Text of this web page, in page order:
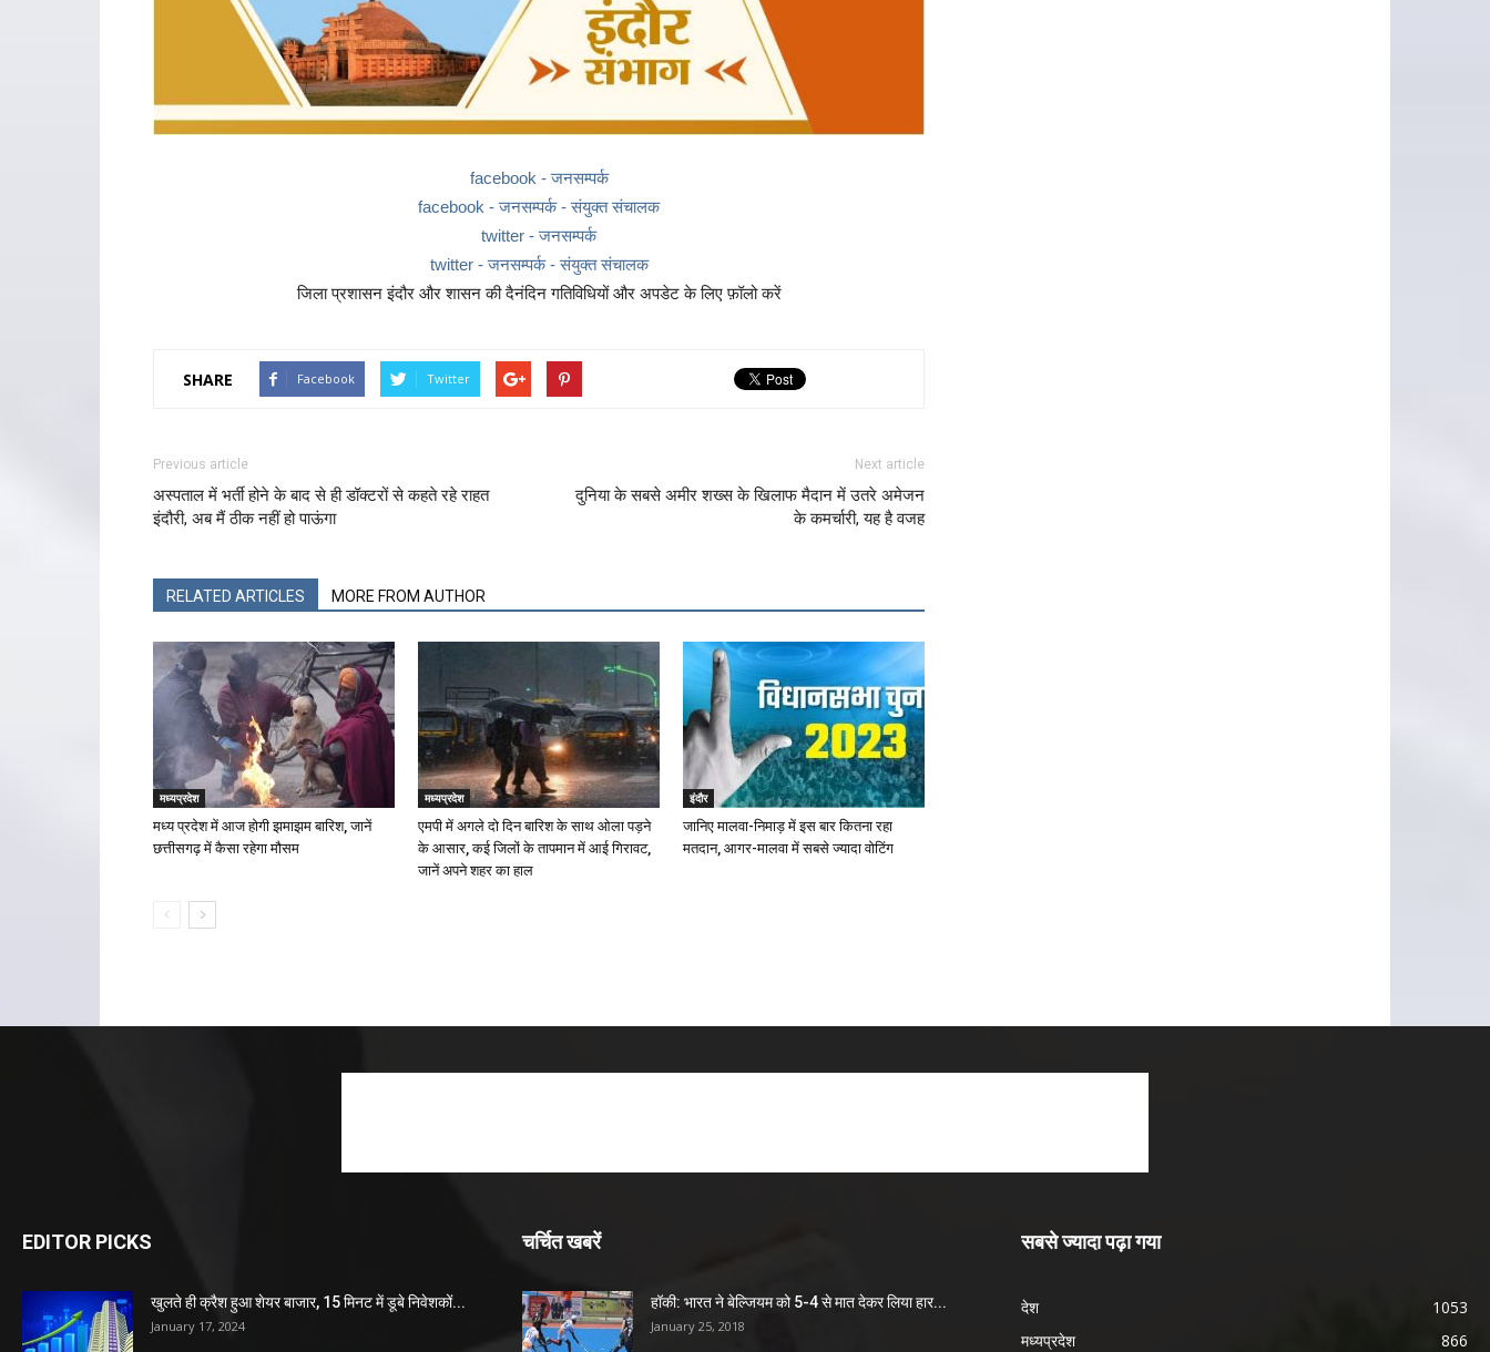
facebook - जनसम्पर्क
facebook - जनसम्पर्क - संयुक्त संचालक
twitter - जनसम्पर्क
twitter - जनसम्पर्क - संयुक्त संचालक
जिला प्रशासन इंदौर और शासन की दैनंदिन गतिविधियों और अपडेट के लिए फ़ॉलो करें
SHARE Facebook Twitter
Previous article
अस्पताल में भर्ती होने के बाद से ही डॉक्टरों से कहते रहे राहत
इंदौरी, अब मैं ठीक नहीं हो पाऊंगा
Next article
दुनिया के सबसे अमीर शख्स के खिलाफ मैदान में उतरे अमेजन
के कमर्चारी, यह है वजह
RELATED ARTICLES MORE FROM AUTHOR
मध्यप्रदेश
मध्य प्रदेश में आज होगी झमाझम बारिश, जानें
छत्तीसगढ़ में कैसा रहेगा मौसम
मध्यप्रदेश
एमपी में अगले दो दिन बारिश के साथ ओला पड़ने
के आसार, कई जिलों के तापमान में आई गिरावट,
जानें अपने शहर का हाल
इंदौर
जानिए मालवा-निमाड़ में इस बार कितना रहा
मतदान, आगर-मालवा में सबसे ज्यादा वोटिंग
EDITOR PICKS
खुलते ही क्रैश हुआ शेयर बाजार, 15 मिनट में डूबे निवेशकों...
January 17, 2024
चर्चित खबरें
हॉकी: भारत ने बेल्जियम को 5-4 से मात देकर लिया हार...
January 25, 2018
सबसे ज्यादा पढ़ा गया
देश
1053
मध्यप्रदेश
866